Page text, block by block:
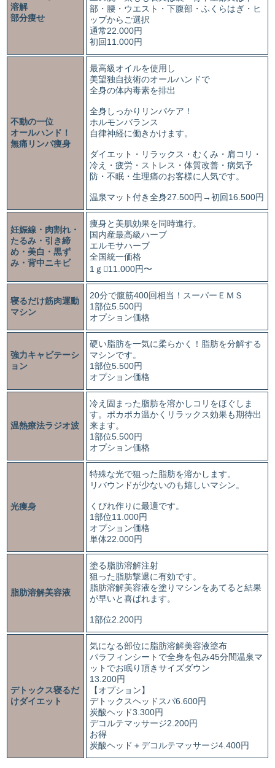
溶解
部分痩せ
部・腰・ウエスト・下腹部・ふくらはぎ・ヒ
ップからご選択
通常22.000円
初回11.000円
不動の一位
オールハンド！
無痛リンパ痩身
最高級オイルを使用し
美望独自技術のオールハンドで
全身の体内毒素を排出
全身しっかりリンパケア！
ホルモンバランス
自律神経に働きかけます。
ダイエット・リラックス・むくみ・肩コリ・
冷え・疲労・ストレス・体質改善・病気予
防・不眠・生理痛のお客様に人気です。
温泉マット付き全身27.500円→初回16.500円
妊娠線・肉割れ・
たるみ・引き締
め・美白・黒ず
み・背中ニキビ
痩身と美肌効果を同時進行。
国内産最高級ハーブ
エルモサハーブ
全国統一価格
1ｇ11.000円〜
寝るだけ筋肉運動
マシン
20分で腹筋400回相当！スーパーＥＭＳ
1部位5.500円
オプション価格
強力キャビテーシ
ョン
硬い脂肪を一気に柔らかく！脂肪を分解する
マシンです。
1部位5.500円
オプション価格
温熱療法ラジオ波
冷え固まった脂肪を溶かしコリをほぐしま
す。ポカポカ温かくリラックス効果も期待出
来ます。
1部位5.500円
オプション価格
光痩身
特殊な光で狙った脂肪を溶かします。
リバウンドが少ないのも嬉しいマシン。
くびれ作りに最適です。
1部位11.000円
オプション価格
単体22.000円
脂肪溶解美容液
塗る脂肪溶解注射
狙った脂肪撃退に有効です。
脂肪溶解美容液を塗りマシンをあてると結果
が早いと喜ばれます。
1部位2.200円
デトックス寝るだ
けダイエット
気になる部位に脂肪溶解美容液塗布
パラフィンシートで全身を包み45分間温泉マ
ットでお眠り頂きサイズダウン
13.200円
【オプション】
デトックスヘッドスパ6.600円
炭酸ヘッド3.300円
デコルテマッサージ2.200円
お得
炭酸ヘッド＋デコルテマッサージ4.400円